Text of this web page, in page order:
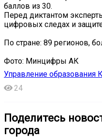
баллов из 30.
Перед диктантом
цифровых следах и
По стране: 89 регионов,
Фото: Минцифры АК
Управление образования
24
Поделитесь
города